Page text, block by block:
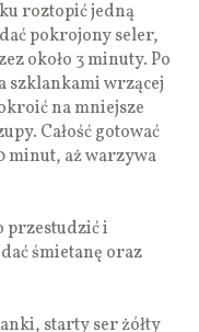
roztopić jedną
pokrojony seler,
około 3 minuty. Po
szklankami wrzącej
na mniejsze
Całość gotować
minut, aż warzywa
przestudzić i
śmietanę oraz
starty ser żółty